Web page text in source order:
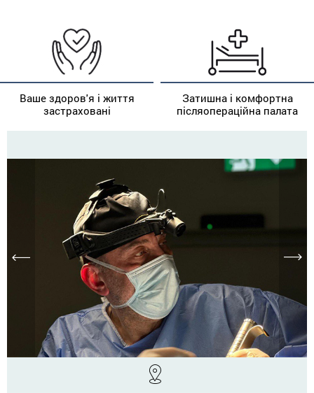
Ваше здоров'я і життя
застраховані
Затишна і комфортна
післяопераційна палата